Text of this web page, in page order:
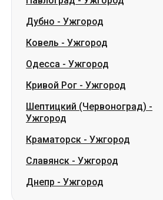
Дубно - Ужгород
Ковель - Ужгород
Одесса - Ужгород
Кривой Рог - Ужгород
Шептицкий (Червоноград) -
Ужгород
Краматорск - Ужгород
Славянск - Ужгород
Днепр - Ужгород